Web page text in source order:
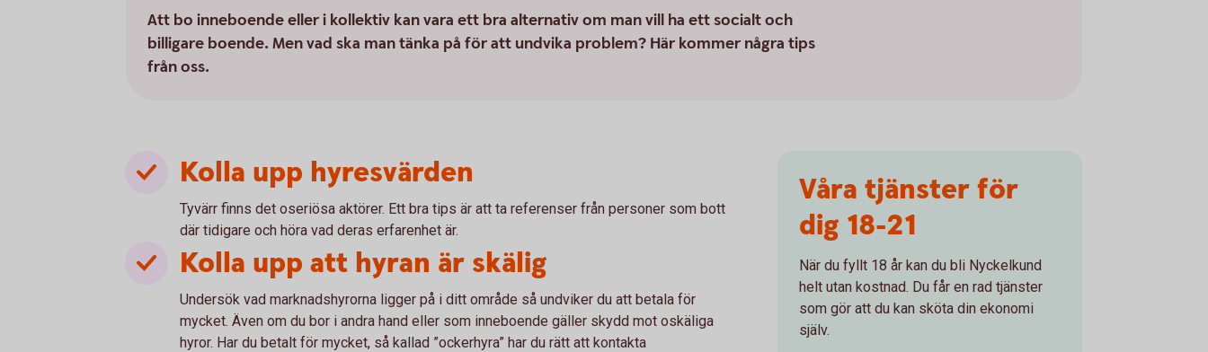
Att bo inneboende eller i kollektiv kan vara ett bra alternativ om man vill ha ett socialt och
billigare boende. Men vad ska man tänka på för att undvika problem? Här kommer några tips
från oss.
Kolla upp hyresvärden
Tyvärr finns det oseriösa aktörer. Ett bra tips är att ta referenser från personer som bott
där tidigare och höra vad deras erfarenhet är.
Kolla upp att hyran är skälig
Undersök vad marknadshyrorna ligger på i ditt område så undviker du att betala för
mycket. Även om du bor i andra hand eller som inneboende gäller skydd mot oskäliga
hyror. Har du betalt för mycket, så kallad ”ockerhyra” har du rätt att kontakta
Våra tjänster för
dig 18-21
När du fyllt 18 år kan du bli Nyckelkund
helt utan kostnad. Du får en rad tjänster
som gör att du kan sköta din ekonomi
själv.